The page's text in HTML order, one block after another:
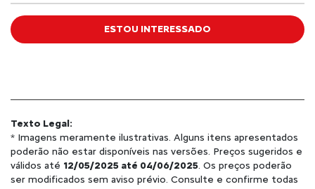
ESTOU INTERESSADO
Texto Legal:
* Imagens meramente ilustrativas. Alguns itens apresentados
poderão não estar disponíveis nas versões. Preços sugeridos e
válidos até 12/05/2025 até 04/06/2025. Os preços poderão
ser modificados sem aviso prévio. Consulte e confirme todas